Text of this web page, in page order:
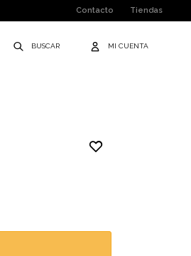
Contacto Tiendas